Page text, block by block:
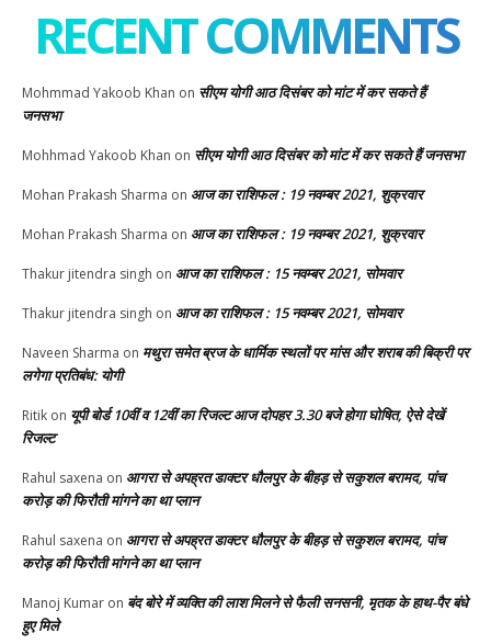
RECENT COMMENTS
Mohmmad Yakoob Khan on सीएम योगी आठ दिसंबर को मांट में कर सकते हैं
जनसभा
Mohhmad Yakoob Khan on सीएम योगी आठ दिसंबर को मांट में कर सकते हैं जनसभा
Mohan Prakash Sharma on आज का राशिफल : 19 नवम्बर 2021, शुक्रवार
Mohan Prakash Sharma on आज का राशिफल : 19 नवम्बर 2021, शुक्रवार
Thakur jitendra singh on आज का राशिफल : 15 नवम्बर 2021, सोमवार
Thakur jitendra singh on आज का राशिफल : 15 नवम्बर 2021, सोमवार
Naveen Sharma on मथुरा समेत ब्रज के धार्मिक स्थलों पर मांस और शराब की बिक्री पर
लगेगा प्रतिबंध: योगी
Ritik on यूपी बोर्ड 10वीं व 12वीं का रिजल्ट आज दोपहर 3.30 बजे होगा घोषित, ऐसे देखें
रिजल्ट
Rahul saxena on आगरा से अपह्रत डाक्टर धौलपुर के बीहड़ से सकुशल बरामद, पांच
करोड़ की फिरौती मांगने का था प्लान
Rahul saxena on आगरा से अपह्रत डाक्टर धौलपुर के बीहड़ से सकुशल बरामद, पांच
करोड़ की फिरौती मांगने का था प्लान
Manoj Kumar on बंद बोरे में व्यक्ति की लाश मिलने से फैली सनसनी, मृतक के हाथ-पैर बंधे
हुए मिले